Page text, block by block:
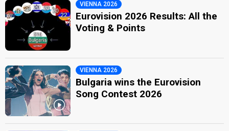
VIENNA 2026
Eurovision 2026 Results: All the
Voting & Points
VIENNA 2026
Bulgaria wins the Eurovision
Song Contest 2026